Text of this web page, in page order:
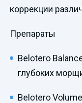
коррекции
Препараты
Belotero
глубоких
Belotero